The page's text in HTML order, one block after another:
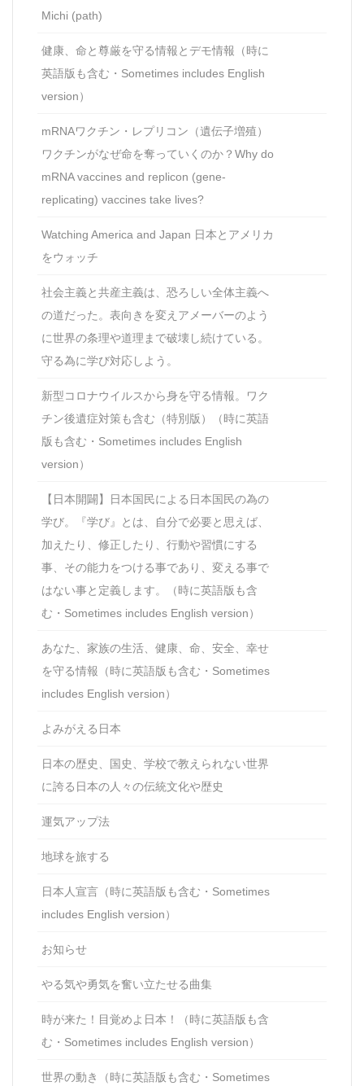
Michi (path)
健康、命と尊厳を守る情報とデモ情報（時に
英語版も含む・Sometimes includes English
version）
mRNAワクチン・レプリコン（遺伝子増殖）
ワクチンがなぜ命を奪っていくのか？Why do
mRNA vaccines and replicon (gene-
replicating) vaccines take lives?
Watching America and Japan 日本とアメリカ
をウォッチ
社会主義と共産主義は、恐ろしい全体主義へ
の道だった。表向きを変えアメーバーのよう
に世界の条理や道理まで破壊し続けている。
守る為に学び対応しよう。
新型コロナウイルスから身を守る情報。ワク
チン後遺症対策も含む（特別版）（時に英語
版も含む・Sometimes includes English
version）
【日本開闢】日本国民による日本国民の為の
学び。『学び』とは、自分で必要と思えば、
加えたり、修正したり、行動や習慣にする
事、その能力をつける事であり、変える事で
はない事と定義します。（時に英語版も含
む・Sometimes includes English version）
あなた、家族の生活、健康、命、安全、幸せ
を守る情報（時に英語版も含む・Sometimes
includes English version）
よみがえる日本
日本の歴史、国史、学校で教えられない世界
に誇る日本の人々の伝統文化や歴史
運気アップ法
地球を旅する
日本人宣言（時に英語版も含む・Sometimes
includes English version）
お知らせ
やる気や勇気を奮い立たせる曲集
時が来た！目覚めよ日本！（時に英語版も含
む・Sometimes includes English version）
世界の動き（時に英語版も含む・Sometimes